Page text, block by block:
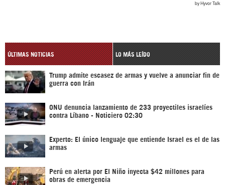
ÚLTIMAS NOTICIAS LO MÁS LEÍDO
Trump admite escasez de armas y vuelve a anunciar fin de
guerra con Irán
ONU denuncia lanzamiento de 233 proyectiles israelíes
contra Líbano - Noticiero 02:30
Experto: El único lenguaje que entiende Israel es el de las
armas
Perú en alerta por El Niño inyecta $42 millones para
obras de emergencia